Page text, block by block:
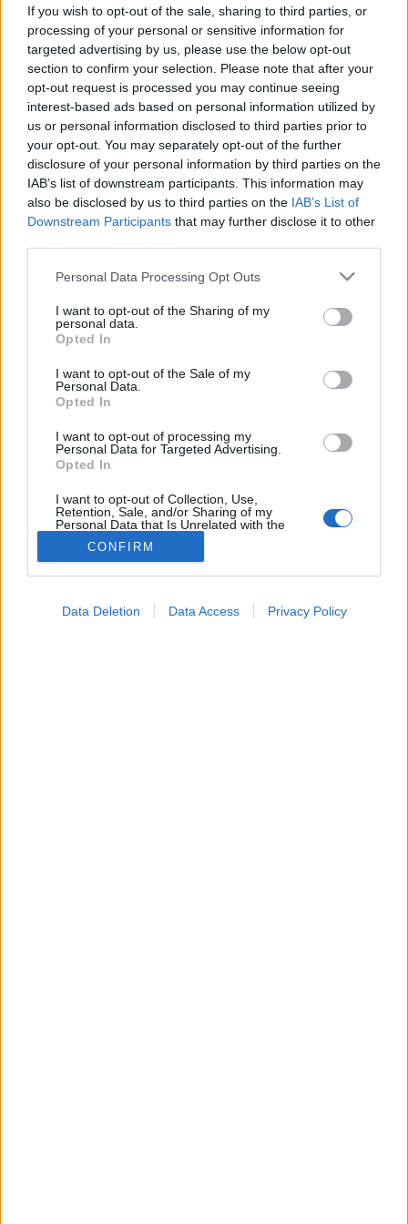
If you wish to opt-out of the sale, sharing to third parties, or
processing of your personal or sensitive information for
targeted advertising by us, please use the below opt-out
section to confirm your selection. Please note that after your
opt-out request is processed you may continue seeing
interest-based ads based on personal information utilized by
us or personal information disclosed to third parties prior to
your opt-out. You may separately opt-out of the further
disclosure of your personal information by third parties on the
IAB’s list of downstream participants. This information may
also be disclosed by us to third parties on the IAB’s List of
Downstream Participants that may further disclose it to other
Please note that this website/app uses one or more Google
not limited to your visit or usage behaviour. You may click to
grant or deny consent to Google and its third-party tags to
use your data for below specified purposes in below Google
consent section.
Personal Data Processing Opt Outs
I want to opt-out of the Sharing of my
personal data.
Opted In
I want to opt-out of the Sale of my
Personal Data.
Opted In
I want to opt-out of processing my
Personal Data for Targeted Advertising.
Opted In
I want to opt-out of Collection, Use,
Retention, Sale, and/or Sharing of my
Personal Data that Is Unrelated with the
Purposes for which it was collected.
Opted Out
CONFIRM
Data Deletion Data Access Privacy Policy
babaváró hiteleseknek
2026. június 11. 16:30
Küldés Küldés Messengeren